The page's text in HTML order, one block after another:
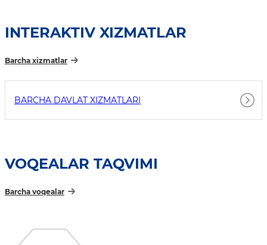
INTERAKTIV XIZMATLAR
Barcha xizmatlar
BARCHA DAVLAT XIZMATLARI
VOQEALAR TAQVIMI
Barcha voqealar